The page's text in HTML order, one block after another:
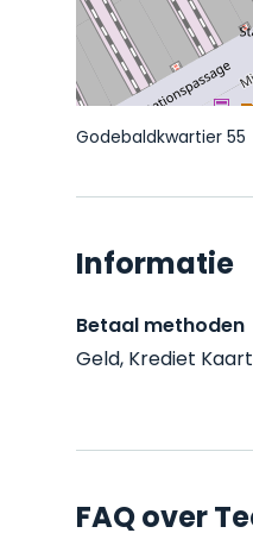
Godebaldkwartier 55
Informatie
Betaal methoden
Geld, Krediet Kaart
FAQ over